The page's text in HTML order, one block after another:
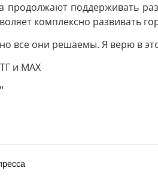
продолжают поддерживать
комплексно развивать
все они решаемы. Я верю в
и MAX